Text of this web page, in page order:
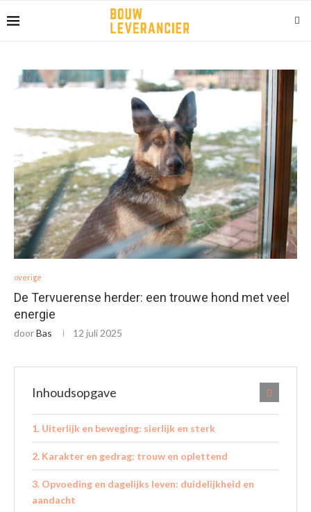
overige
De Tervuerense herder: een trouwe hond met veel
energie
doorBas 12 juli 2025
Inhoudsopgave
Uiterlijk en beweging: sierlijk en sterk
Karakter en gedrag: trouw en oplettend
Opvoeding en dagelijks leven: duidelijkheid en
aandacht